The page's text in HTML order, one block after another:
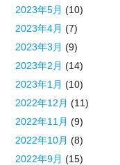
2023年5月 (10)
2023年4月 (7)
2023年3月 (9)
2023年2月 (14)
2023年1月 (10)
2022年12月 (11)
2022年11月 (9)
2022年10月 (8)
2022年9月 (15)